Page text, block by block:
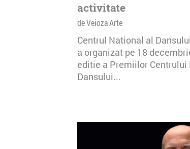
activitate
de Veioza Arte
Centrul National al
a organizat pe 18
editie a Premiilor Centrului
Dansului...